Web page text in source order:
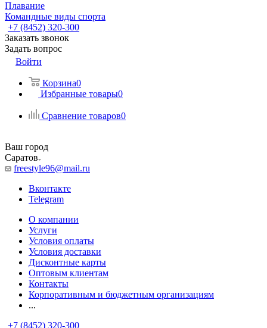
Плавание
Командные виды спорта
+7 (8452) 320-300
Заказать звонок
Задать вопрос
Войти
Корзина0
Избранные товары0
Сравнение товаров0
Ваш город
Саратов
freestyle96@mail.ru
Вконтакте
Telegram
О компании
Услуги
Условия оплаты
Условия доставки
Дисконтные карты
Оптовым клиентам
Контакты
Корпоративным и бюджетным организациям
...
+7 (8452) 320-300